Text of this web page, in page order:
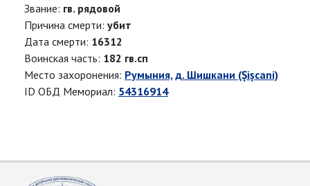
Звание: гв. рядовой
Причина смерти: убит
Дата смерти: 16312
Воинская часть: 182 гв.сп
Место захоронения: Румыния, д. Шишкани (Șișcani)
ID ОБД Мемориал: 54316914